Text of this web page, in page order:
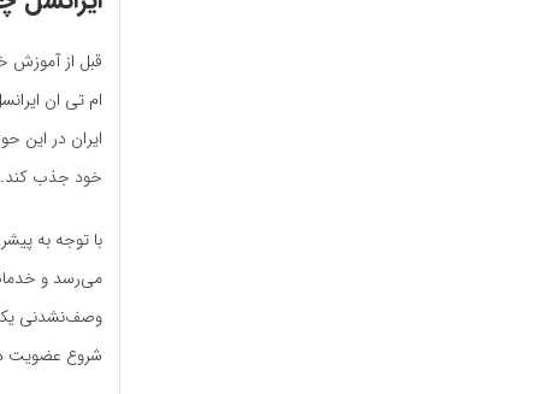
قبل از آموزش
ایران در این
خود جذب کند.
با توجه به
وصف‌نشدنی
شروع عضویت